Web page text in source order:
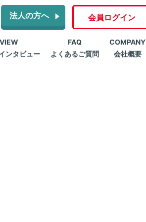
法人の方へ 会員ログイン
ンタビュー
FAQ
よくあるご質問
COMPANY
会社概要